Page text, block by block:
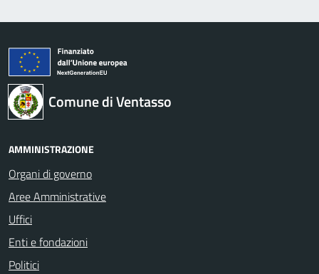
Comune di Ventasso
AMMINISTRAZIONE
Organi di governo
Aree Amministrative
Uffici
Enti e fondazioni
Politici